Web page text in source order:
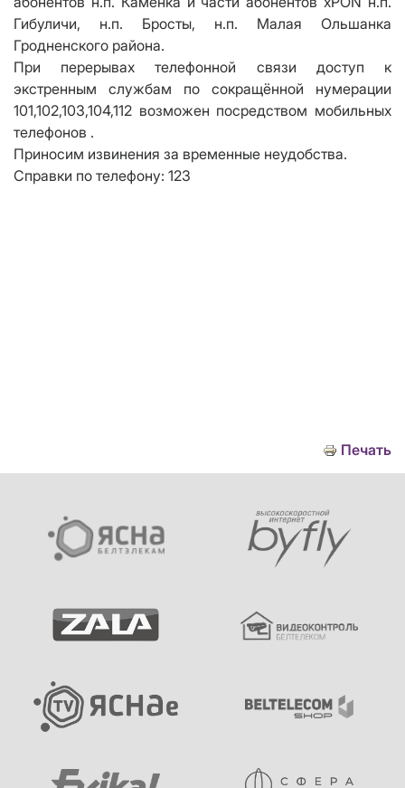
Гибуличи, н.п. Бросты, н.п. Малая Ольшанка
Гродненского района.
При перерывах телефонной связи доступ к
экстренным службам по сокращённой нумерации
101,102,103,104,112 возможен посредством мобильных
телефонов .
Приносим извинения за временные неудобства.
Справки по телефону: 123
Печать